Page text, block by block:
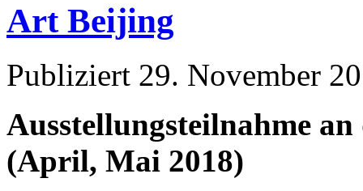
Art Beijing
Publiziert 29. November
Ausstellungsteilnahme
(April, Mai 2018)